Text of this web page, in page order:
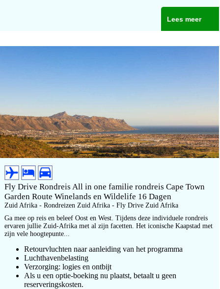
Lees meer
Fly Drive Rondreis All in one familie rondreis Cape Town
Garden Route Winelands en Wildelife 16 Dagen
Zuid Afrika - Rondreizen Zuid Afrika - Fly Drive Zuid Afrika
Ga mee op reis en beleef Oost en West. Tijdens deze individuele rondreis
ervaren jullie Zuid-Afrika met al zijn facetten. Het iconische Kaapstad met
zijn vele hoogtepunte...
Retourvluchten naar aanleiding van het programma
Luchthavenbelasting
Verzorging: logies en ontbijt
Als u een optie-boeking nu plaatst, betaalt u geen
reserveringskosten.